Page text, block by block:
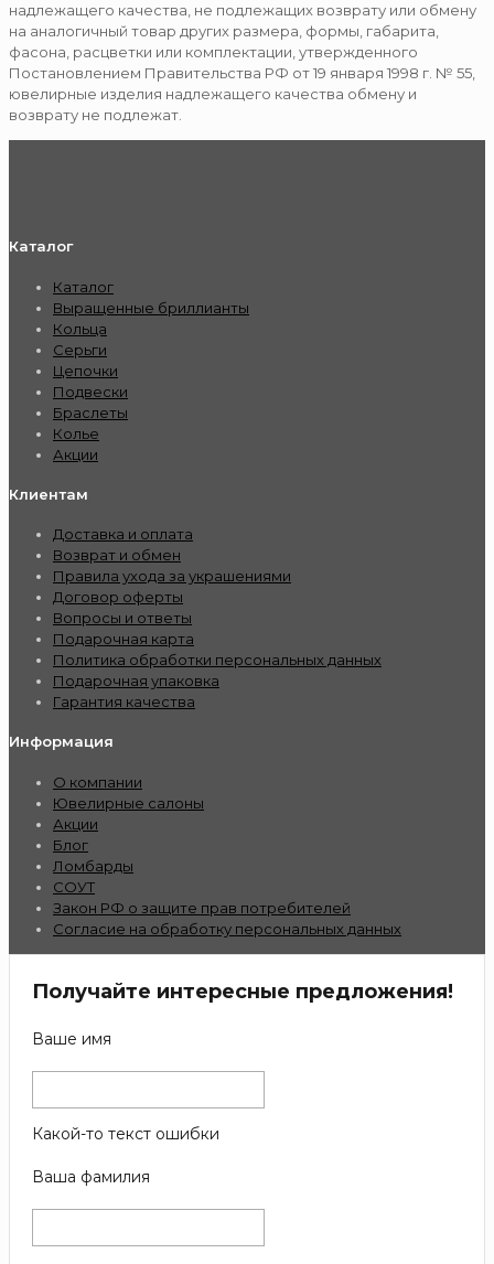
надлежащего качества, не подлежащих возврату или обмену
на аналогичный товар других размера, формы, габарита,
фасона, расцветки или комплектации, утвержденного
Постановлением Правительства РФ от 19 января 1998 г. № 55,
ювелирные изделия надлежащего качества обмену и
возврату не подлежат.
Каталог
Каталог
Выращенные бриллианты
Кольца
Серьги
Цепочки
Подвески
Браслеты
Колье
Акции
Клиентам
Доставка и оплата
Возврат и обмен
Правила ухода за украшениями
Договор оферты
Вопросы и ответы
Подарочная карта
Политика обработки персональных данных
Подарочная упаковка
Гарантия качества
Информация
О компании
Ювелирные салоны
Акции
Блог
Ломбарды
СОУТ
Закон РФ о защите прав потребителей
Согласие на обработку персональных данных
Получайте интересные предложения!
Ваше имя
Какой-то текст ошибки
Ваша фамилия